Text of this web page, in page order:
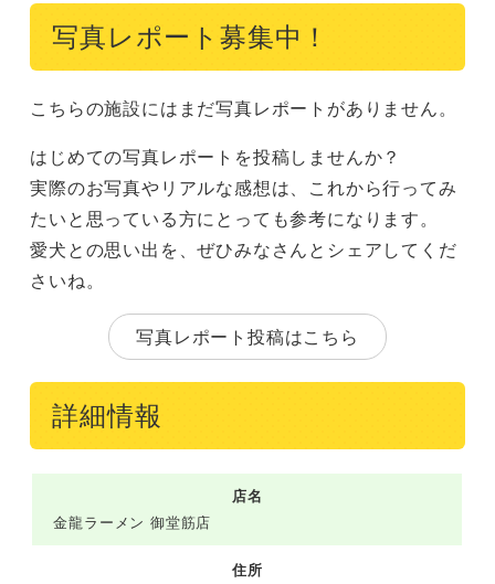
写真レポート募集中！
こちらの施設にはまだ写真レポートがありません。
はじめての写真レポートを投稿しませんか？
実際のお写真やリアルな感想は、これから行ってみ
たいと思っている方にとっても参考になります。
愛犬との思い出を、ぜひみなさんとシェアしてくだ
さいね。
写真レポート投稿はこちら
詳細情報
店名
金龍ラーメン 御堂筋店
住所